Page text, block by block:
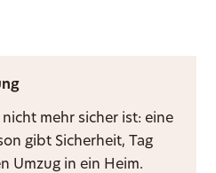
mehr sicher ist: eine
gibt Sicherheit, Tag
Umzug in ein Heim.